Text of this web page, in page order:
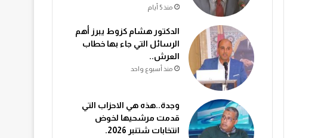
منذ 5 أيام
الدكتور هشام كزوط يبرز أهم
الرسائل التي جاء بها خطاب
العرش..
منذ أسبوع واحد
وجدة..هذه هي الاحزاب التي
قدمت مرشحيها لخوض
انتخابات شتنبر 2026.